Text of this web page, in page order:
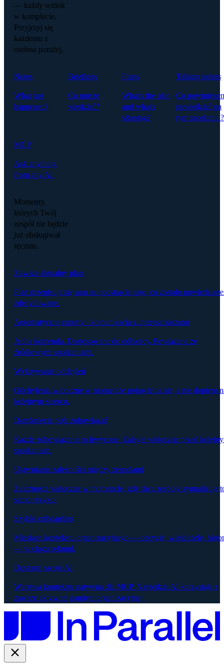
— każdy widok
w komplecie.
Przyjrzyj się
każdemu z
osobna poniżej.
Notes
What just
happened?
Briefings
Co muszę
wiedzieć?
Plans
What's the plan,
and what's
slipping?
Talking points
Co
powiedzieć na
tym spotkaniu?
MCP
Ask anything
from any AI.
Momenty,
których Twój
zespół nie będzie
już obsługiwał
ręcznie.
Zawsze aktualny plan
Plan przepisuje się sam na podstawie tego, co zostało
zdecydowane.
Automatyczne raporty i komunikacja z interesariuszami
Jedna komenda. Dostosowane do odbiorcy. Powiązane ze
źródłowymi spotkaniami.
Wykrywanie odchyleń
Odchylenia widoczne w momencie pojawienia się, a nie dopiero
kolejnym steerco.
Domknięcie pętli zobowiązań
Każde zobowiązanie uchwycone. Zaległe widoczne przed
spotkaniem.
Ujawnianie zależności między zespołami
Zależności widoczne w momencie, gdy dwa zespoły sygnalizują
samo ryzyko.
Szybki onboarding
Miesiące kontekstu organizacyjnego — decyzje, właściciele,
— w ciągu sekund.
Dostosuj swoje AI
Warstwa kontekstu natywna dla MCP. Narzędzia AI korzystają z
zawsze aktywnej pamięci organizacyjnej.